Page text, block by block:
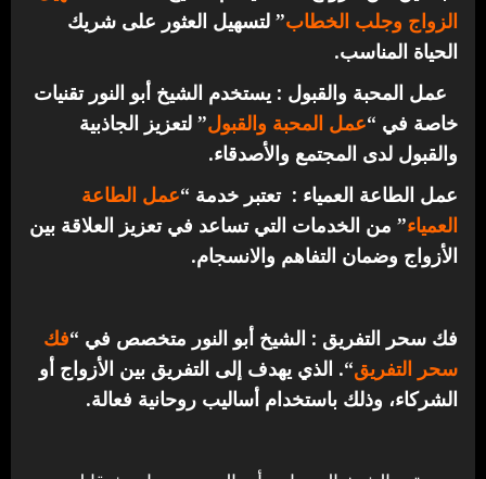
الزواج وجلب الخطاب” لتسهيل العثور على شريك
الحياة المناسب.
عمل المحبة والقبول : يستخدم الشيخ أبو النور تقنيات
خاصة في “عمل المحبة والقبول” لتعزيز الجاذبية
والقبول لدى المجتمع والأصدقاء.
عمل الطاعة العمياء : تعتبر خدمة “عمل الطاعة
العمياء” من الخدمات التي تساعد في تعزيز العلاقة بين
الأزواج وضمان التفاهم والانسجام.
فك سحر التفريق : الشيخ أبو النور متخصص في “فك
سحر التفريق“. الذي يهدف إلى التفريق بين الأزواج أو
الشركاء، وذلك باستخدام أساليب روحانية فعالة.